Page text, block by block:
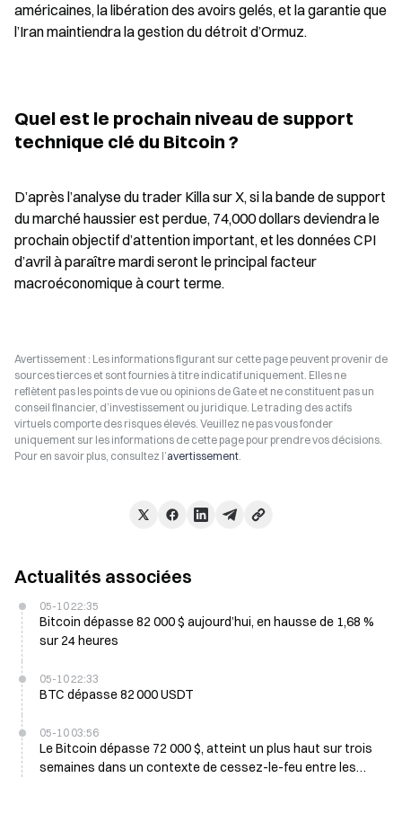
américaines, la libération des avoirs gelés, et la garantie que
l’Iran maintiendra la gestion du détroit d’Ormuz.
Quel est le prochain niveau de support
technique clé du Bitcoin ?
D’après l’analyse du trader Killa sur X, si la bande de support
du marché haussier est perdue, 74,000 dollars deviendra le
prochain objectif d’attention important, et les données CPI
d’avril à paraître mardi seront le principal facteur
macroéconomique à court terme.
Avertissement : Les informations figurant sur cette page peuvent provenir de
sources tierces et sont fournies à titre indicatif uniquement. Elles ne
reflètent pas les points de vue ou opinions de Gate et ne constituent pas un
conseil financier, d’investissement ou juridique. Le trading des actifs
virtuels comporte des risques élevés. Veuillez ne pas vous fonder
uniquement sur les informations de cette page pour prendre vos décisions.
Pour en savoir plus, consultez l’avertissement.
Actualités associées
05-10 22:35
Bitcoin dépasse 82 000 $ aujourd’hui, en hausse de 1,68 %
sur 24 heures
05-10 22:33
BTC dépasse 82 000 USDT
05-10 03:56
Le Bitcoin dépasse 72 000 $, atteint un plus haut sur trois
semaines dans un contexte de cessez-le-feu entre les